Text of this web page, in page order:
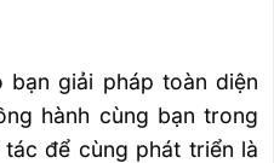
bạn giải pháp toàn diện
hành cùng bạn trong
để cùng phát triển là